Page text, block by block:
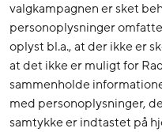
valgkampagnen er sket
personoplysninger
oplyst bl.a., at der ikke er
at det ikke er muligt for
sammenholde
med personoplysninger,
samtykke er indtastet på